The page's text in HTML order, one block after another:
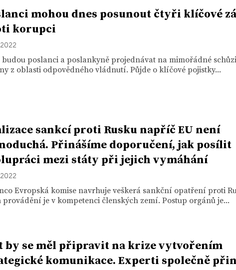
mohou dnes posunout čtyři klíčové
korupci
2022
budou poslanci a poslankyně projednávat na mimořádné
z oblasti odpovědného vládnutí. Půjde o klíčové pojistky...
sankcí proti Rusku napříč EU není
Přinášíme doporučení, jak posílit
mezi státy při jejich vymáhání
2022
Evropská komise navrhuje veškerá sankční opatření proti
provádění je v kompetenci členských zemí. Postup orgánů je...
by se měl připravit na krize vytvořením
komunikace. Experti společně